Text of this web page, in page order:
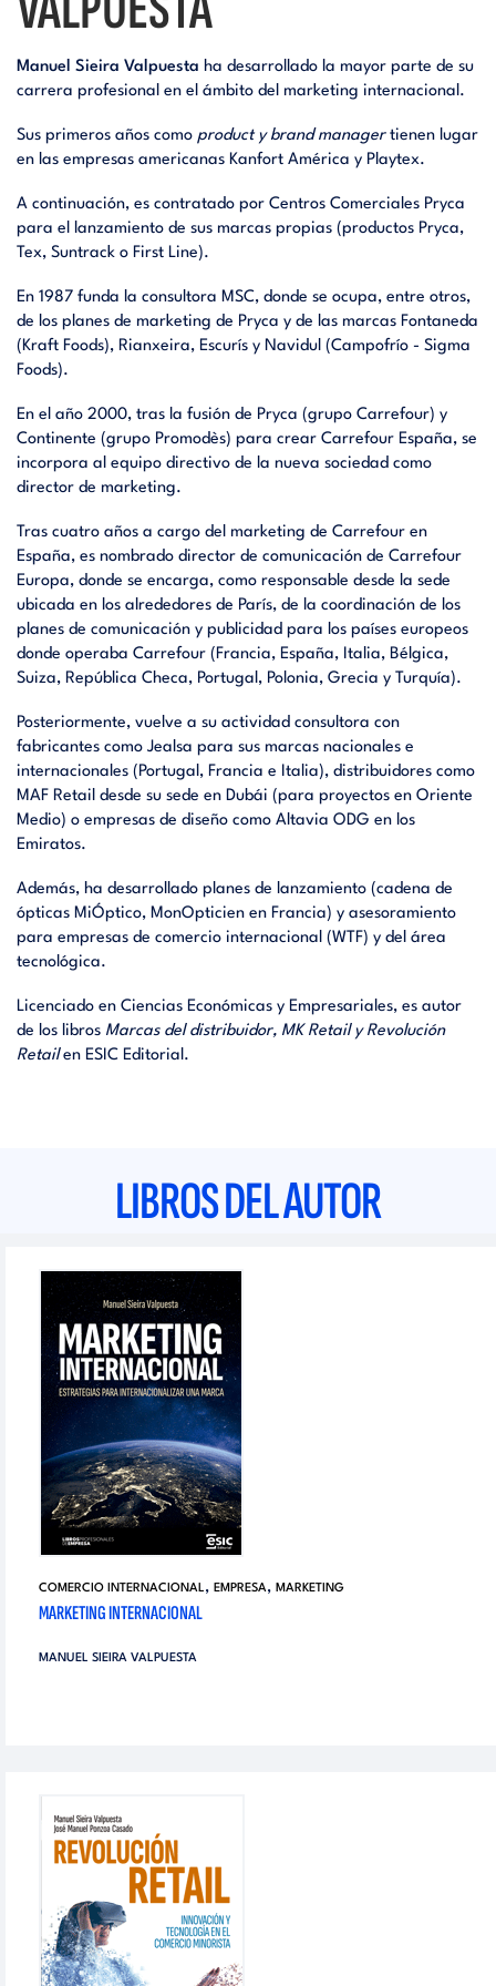
Manuel Sieira Valpuesta ha desarrollado la mayor parte de su
carrera profesional en el ámbito del marketing internacional.
Sus primeros años como product y brand managertienen lugar
en las empresas americanas Kanfort América y Playtex.
A continuación, es contratado por Centros Comerciales Pryca
para el lanzamiento de sus marcas propias (productos Pryca,
Tex, Suntrack o First Line).
En 1987 funda la consultora MSC, donde se ocupa, entre otros,
de los planes de marketing de Pryca y de las marcas Fontaneda
(Kraft Foods), Rianxeira, Escurís y Navidul (Campofrío - Sigma
Foods).
En el año 2000, tras la fusión de Pryca (grupo Carrefour) y
Continente (grupo Promodès) para crear Carrefour España, se
incorpora al equipo directivo de la nueva sociedad como
director de marketing.
Tras cuatro años a cargo del marketing de Carrefour en
España, es nombrado director de comunicación de Carrefour
Europa, donde se encarga, como responsable desde la sede
ubicada en los alrededores de París, de la coordinación de los
planes de comunicación y publicidad para los países europeos
donde operaba Carrefour (Francia, España, Italia, Bélgica,
Suiza, República Checa, Portugal, Polonia, Grecia y Turquía).
Posteriormente, vuelve a su actividad consultora con
fabricantes como Jealsa para sus marcas nacionales e
internacionales (Portugal, Francia e Italia), distribuidores como
MAF Retail desde su sede en Dubái (para proyectos en Oriente
Medio) o empresas de diseño como Altavia ODG en los
Emiratos.
Además, ha desarrollado planes de lanzamiento (cadena de
ópticas MiÓptico, MonOpticien en Francia) y asesoramiento
para empresas de comercio internacional (WTF) y del área
tecnológica.
Licenciado en Ciencias Económicas y Empresariales, es autor
de los libros Marcas del distribuidor, MK Retail y Revolución
Retailen ESIC Editorial.
LIBROS DEL AUTOR
COMERCIO INTERNACIONAL, EMPRESA, MARKETING
MARKETING INTERNACIONAL
MANUEL SIEIRA VALPUESTA